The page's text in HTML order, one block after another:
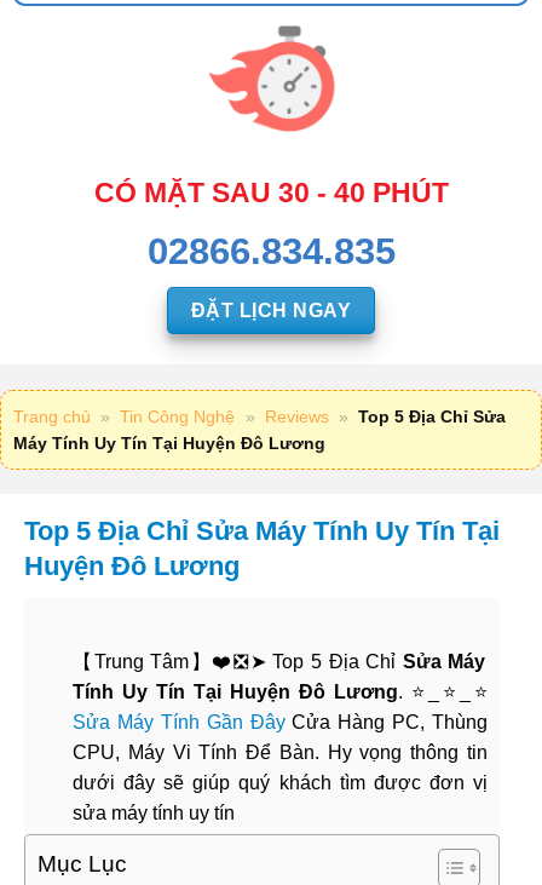
CÓ MẶT SAU 30 - 40 PHÚT
02866.834.835
ĐẶT LỊCH NGAY
Trang chủ » Tin Công Nghệ » Reviews » Top 5 Địa Chỉ Sửa
Máy Tính Uy Tín Tại Huyện Đô Lương
Top 5 Địa Chỉ Sửa Máy Tính Uy Tín Tại
Huyện Đô Lương
【Trung Tâm】❤️❎➤ Top 5 Địa Chỉ Sửa Máy
Tính Uy Tín Tại Huyện Đô Lương. ⭐_⭐_⭐
Sửa Máy Tính Gần ĐâyCửa Hàng PC, Thùng
CPU, Máy Vi Tính Để Bàn. Hy vọng thông tin
dưới đây sẽ giúp quý khách tìm được đơn vị
sửa máy tính uy tín
Mục Lục